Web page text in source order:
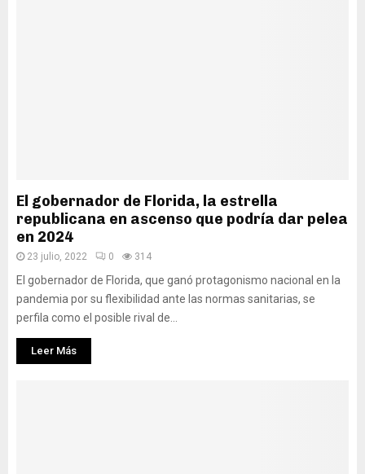
El gobernador de Florida, la estrella
republicana en ascenso que podría dar pelea
en 2024
23 julio, 2022 0 314
El gobernador de Florida, que ganó protagonismo nacional en la
pandemia por su flexibilidad ante las normas sanitarias, se
perfila como el posible rival de...
Leer Más